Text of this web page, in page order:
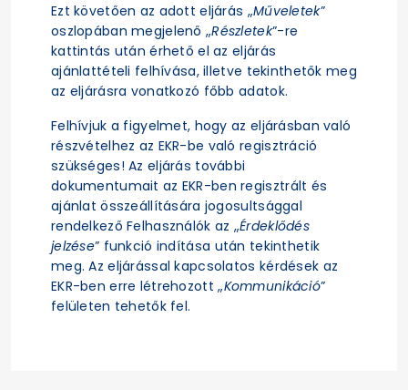
Ezt követően az adott eljárás „Műveletek”
oszlopában megjelenő „Részletek”-re
kattintás után érhető el az eljárás
ajánlattételi felhívása, illetve tekinthetők meg
az eljárásra vonatkozó főbb adatok.
Felhívjuk a figyelmet, hogy az eljárásban való
részvételhez az EKR-be való regisztráció
szükséges! Az eljárás további
dokumentumait az EKR-ben regisztrált és
ajánlat összeállítására jogosultsággal
rendelkező Felhasználók az „Érdeklődés
jelzése” funkció indítása után tekinthetik
meg. Az eljárással kapcsolatos kérdések az
EKR-ben erre létrehozott „Kommunikáció”
felületen tehetők fel.